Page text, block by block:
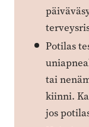
Potilas
tai
kiinni.
jos